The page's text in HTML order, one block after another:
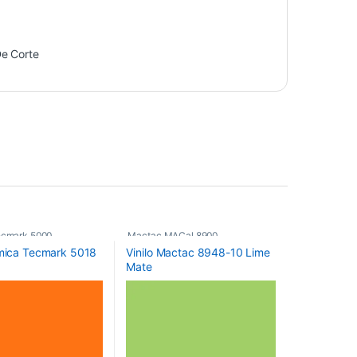
Corte
5000
,Vinilos De Corte
Tecmark 5018
Mactac MACal 8900
Monoméricos, Vinilos De Corte
Vinilo Mactac 8948-10 Lime
Mate